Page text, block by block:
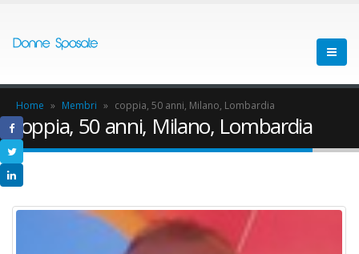
Home » Membri » coppia, 50 anni, Milano, Lombardia
coppia, 50 anni, Milano, Lombardia